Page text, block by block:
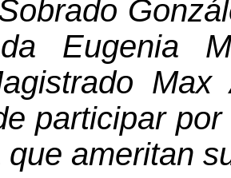
Eugenia
participar
que ameritan